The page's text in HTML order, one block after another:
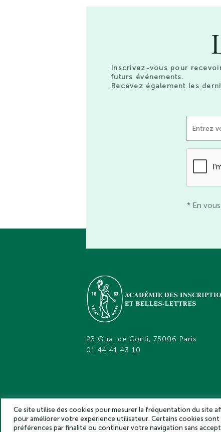
Inscrivez-vous pour
futurs événements.
Recevez également les
* En
23 Quai de Conti, 75006 Paris
01 44 41 43 10
Académie des inscriptions et belles
Ce site utilise des cookies pour mesurer la fréquentation du site
pour améliorer votre expérience utilisateur. Certains cookies
préférences par finalité ou continuer votre navigation sans